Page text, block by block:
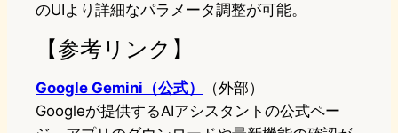
のUIより詳細なパラメータ調整が可能。
【参考リンク】
Google Gemini（公式）
（外部）
Googleが提供するAIアシスタントの公式ペー